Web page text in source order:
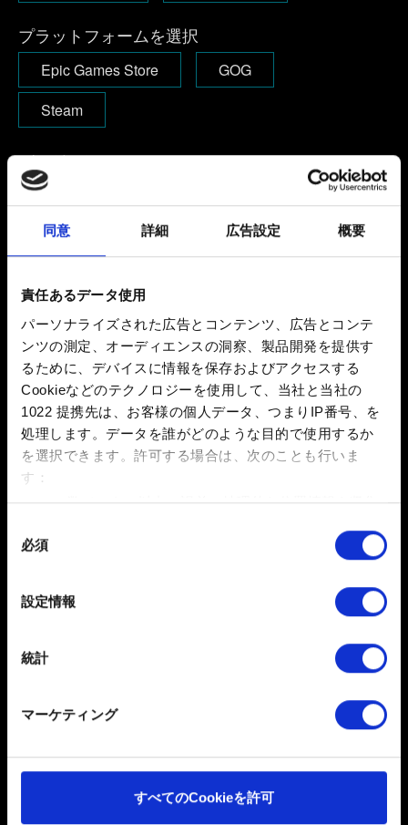
同意 詳細 広告設定 概要
責任あるデータ使用
パーソナライズされた広告とコンテンツ、広告とコンテ
ンツの測定、オーディエンスの洞察、製品開発を提供す
るために、デバイスに情報を保存およびアクセスする
Cookieなどのテクノロジーを使用して、当社と当社の
1022 提携先は、お客様の個人データ、つまりIP番号、を
処理します。データを誰がどのような目的で使用するか
を選択できます。 許可する場合は、次のことも行いま
す：
数メートル以内の誤差の地理的な位置情報を収集
特定の特性（フィンガープリント）を積極的にス
詳細セクション
で個人データの処理方法と設定を行って
ください。「Cookie宣言」からいつでも同意を変更また
だくために必要なものです。その他のCookieは、ウェブ
サイトの品質向上のために、オプションとして技術的お
た、ソーシャルメディア上などでお客様が興味を持ちそ
うなコンテンツをお届けするために、一部のCookieをパ
必須
設定情報
統計
マーケティング
すべてのCookieを許可
プラットフォームを選択
Epic Games Store
GOG
Steam
バージョン
バージョン番号は、ゲーム開始後のメインメニューで、画面
右上に表示されます。1.63およびそれ以下：バージョン番号
はメインメニューの左下あたりに表示されます。
その他
メール（入力ミスにご注意ください！）
発生している問題の詳細
0/20
送信
個人データの取り扱いに関するお知らせ